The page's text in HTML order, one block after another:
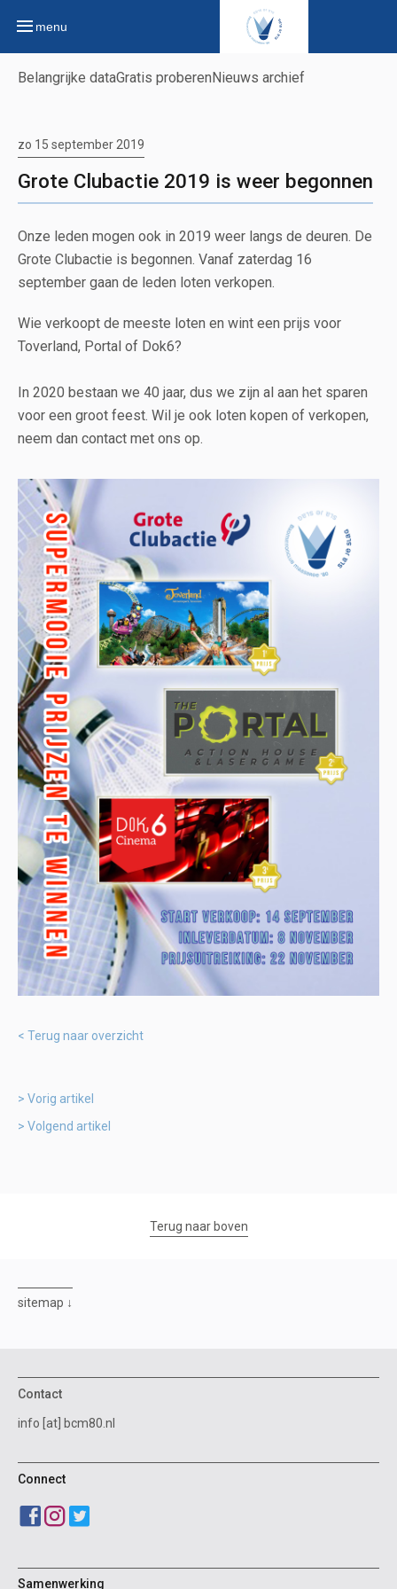
menu
Belangrijke dataGratis proberen Nieuws archief
zo 15 september 2019
Grote Clubactie 2019 is weer begonnen
Onze leden mogen ook in 2019 weer langs de deuren. De
Grote Clubactie is begonnen. Vanaf zaterdag 16
september gaan de leden loten verkopen.
Wie verkoopt de meeste loten en wint een prijs voor
Toverland, Portal of Dok6?
In 2020 bestaan we 40 jaar, dus we zijn al aan het sparen
voor een groot feest. Wil je ook loten kopen of verkopen,
neem dan contact met ons op.
Terug naar overzicht
Vorig artikel
Volgend artikel
Terug naar boven
sitemap
Contact
info [at] bcm80.nl
Connect
Samenwerking